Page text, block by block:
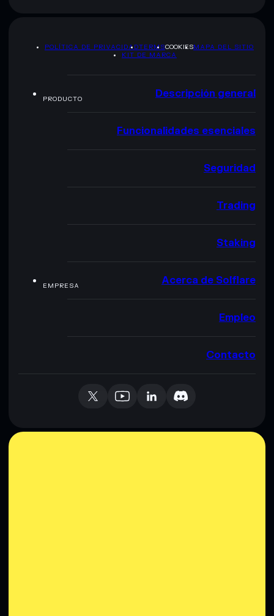
POLÍTICA DE PRIVACIDADTERMSCOOKIESMAPA DEL SITIO
KIT DE MARCA
PRODUCTO Descripción general
Funcionalidades esenciales
Seguridad
Trading
Staking
EMPRESA Acerca de Solflare
Empleo
Contacto